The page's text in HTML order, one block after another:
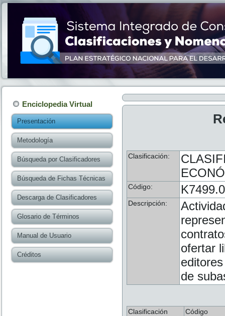
Enciclopedia Virtual
Presentación
Metodología
Búsqueda por Clasificadores
Búsqueda de Fichas Técnicas
Descarga de Clasificadores
Glosario de Términos
Manual de Usuario
Créditos
Clasificación:
Código:
Descripción:
ofertar
de
Clasificación
Código